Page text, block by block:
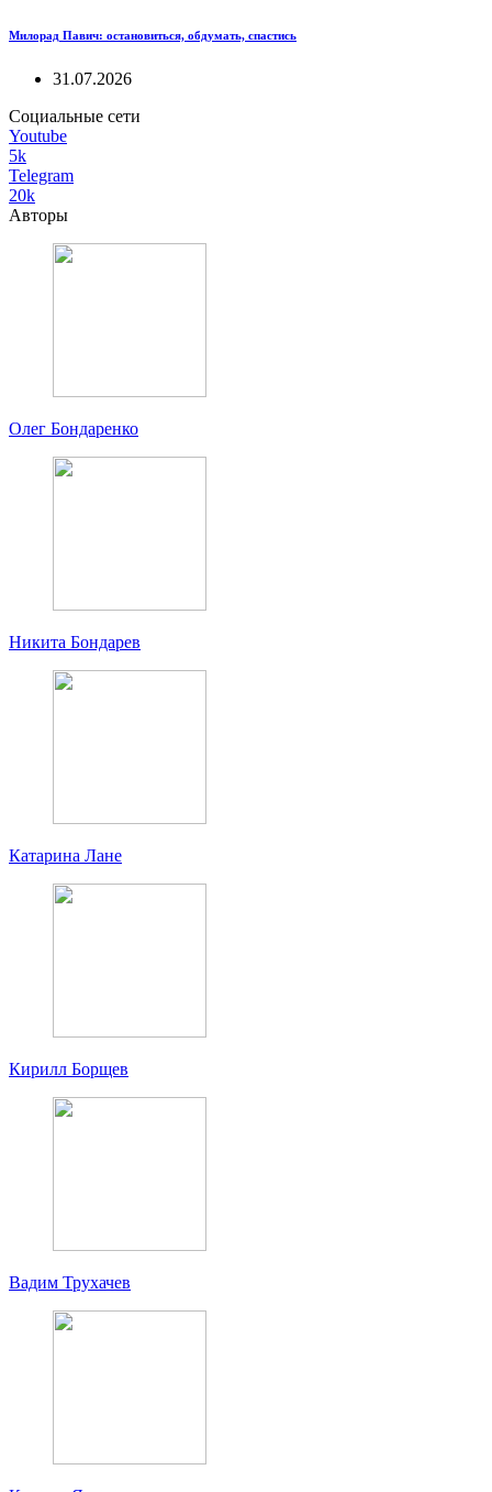
Милорад Павич: остановиться, обдумать, спастись
31.07.2026
Социальные сети
Youtube
5k
Telegram
20k
Авторы
Олег Бондаренко
Никита Бондарев
Катарина Лане
Кирилл Борщев
Вадим Трухачев